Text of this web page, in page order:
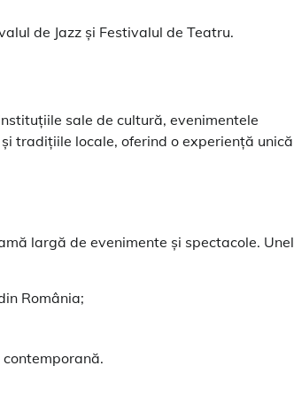
de Jazz și Festivalul de Teatru.
sale de cultură, evenimentele
tradițiile locale, oferind o experiență unică
largă de evenimente și spectacole.
România;